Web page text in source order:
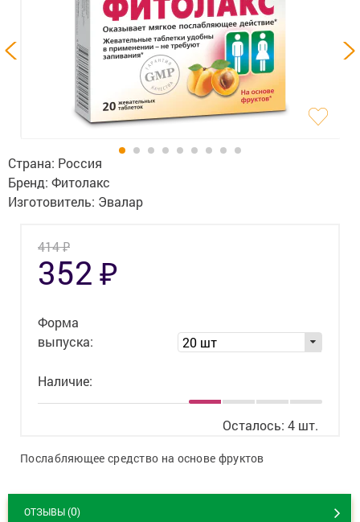
Косметика
Изделия медицинского назначения
Планирование семьи
Оптика
Ортопедия
Мама и малыш
Страна: Россия
Бренд: Фитолакс
Изготовитель: Эвалар
414₽
352₽
Форма
выпуска:
20 шт
Наличие:
Осталось: 4 шт.
Послабляющее средство на основе фруктов
ОТЗЫВЫ (0)